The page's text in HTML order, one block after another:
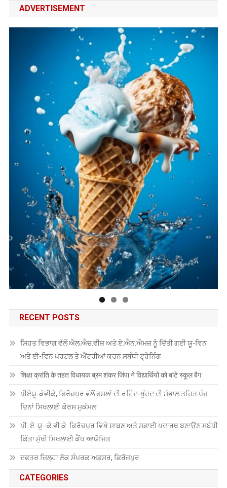
ADVERTISEMENT
RECENT POSTS
ਸਿਹਤ ਵਿਭਾਗ ਵੱਲੋਂ ਐਲ.ਐਚ.ਵੀਜ਼ ਅਤੇ ਏ.ਐਨ.ਐਮਜ਼ ਨੂੰ ਦਿੱਤੀ ਗਈ ਯੂ-ਵਿਨ
ਅਤੇ ਈ-ਵਿਨ ਪੋਰਟਲ ਤੇ ਐਂਟਰੀਆਂ ਕਰਨ ਸਬੰਧੀ ਟ੍ਰੇਨਿੰਗ
शिक्षा क्रांति के तहत विधायक ब्रम शंकर जिंपा ने विद्यार्थियों को बांटे स्कूल बैग
ਪੀਏਯੂੑ-ਕੇਵੀਕੇ, ਫਿਰੋਜ਼ਪੁਰ ਵੱਲੋਂ ਫਸਲਾਂ ਦੀ ਰਹਿੰਦ-ਖੂੰਹਦ ਦੀ ਸੰਭਾਲ ਤਹਿਤ ਪੰਜ
ਦਿਨਾਂ ਸਿਖਲਾਈ ਕੋਰਸ ਮੁਕੰਮਲ
ਪੀ. ਏ. ਯੂ.-ਕੇ.ਵੀ.ਕੇ. ਫ਼ਿਰੋਜ਼ਪੁਰ ਵਿਖੇ ਸਾਬਣ ਅਤੇ ਸਫ਼ਾਈ ਪਦਾਰਥ ਬਣਾਉਣ ਸਬੰਧੀ
ਕਿੱਤਾ ਮੁੱਖੀ ਸਿਖਲਾਈ ਕੈਂਪ ਆਯੋਜਿਤ
ਦਫ਼ਤਰ ਜ਼ਿਲ੍ਹਾ ਲੋਕ ਸੰਪਰਕ ਅਫ਼ਸਰ, ਫ਼ਿਰੋਜ਼ਪੁਰ
CATEGORIES